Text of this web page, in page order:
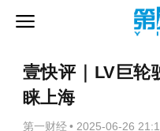
壹快评｜LV巨轮
睐上海
第一财经 • 2025-06-26